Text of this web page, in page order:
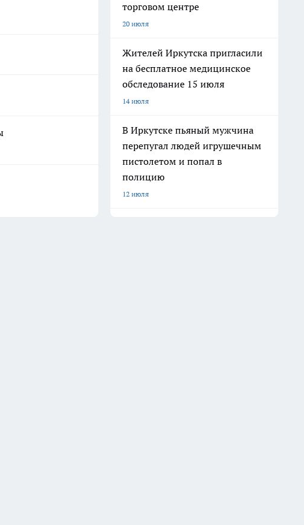
торговом центре
20 июля
Жителей Иркутска пригласили
на бесплатное медицинское
обследование 15 июля
14 июля
В Иркутске пьяный мужчина
перепугал людей игрушечным
пистолетом и попал в
полицию
12 июля